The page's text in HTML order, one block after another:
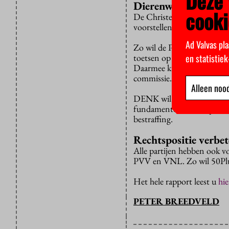
Dierenwelzijn en
De ChristenUnie heeft als
voorstellen die dat kunnen
Zo wil de Partij voor de
toetsen op dierenwelzijn
Daarmee kunnen die
commissie.
DENK wil
fundamentele recht op
bestraffing.
Rechtspositie
Alle partijen hebben ook
PVV en VNL. Zo wil
Het hele rapport leest u
PETER BREEDVELD
Ad Valvas
en
Alleen